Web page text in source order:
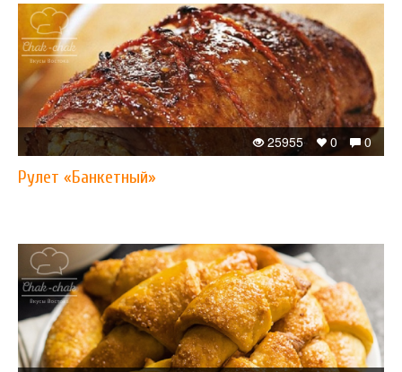
0
0
25955
Рулет «Банкетный»